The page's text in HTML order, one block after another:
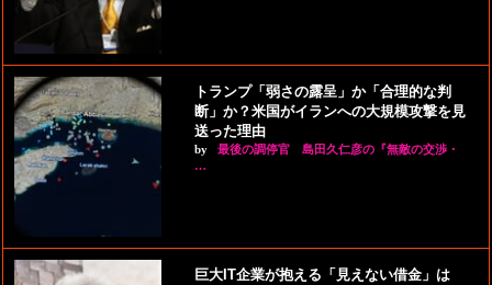
トランプ「弱さの露呈」か「合理的な判
断」か？米国がイランへの大規模攻撃を見
送った理由
by
最後の調停官 島田久仁彦の『無敵の交渉・
…
巨大IT企業が抱える「見えない借金」は